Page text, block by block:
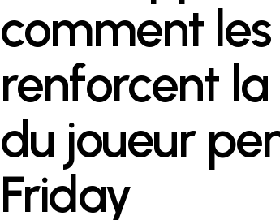
comment
renforcent
du joueur
Friday